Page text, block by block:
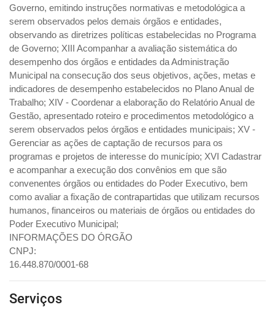
Governo, emitindo instruções normativas e metodológica a
serem observados pelos demais órgãos e entidades,
observando as diretrizes políticas estabelecidas no Programa
de Governo; XIII Acompanhar a avaliação sistemática do
desempenho dos órgãos e entidades da Administração
Municipal na consecução dos seus objetivos, ações, metas e
indicadores de desempenho estabelecidos no Plano Anual de
Trabalho; XIV - Coordenar a elaboração do Relatório Anual de
Gestão, apresentado roteiro e procedimentos metodológico a
serem observados pelos órgãos e entidades municipais; XV -
Gerenciar as ações de captação de recursos para os
programas e projetos de interesse do município; XVI Cadastrar
e acompanhar a execução dos convênios em que são
convenentes órgãos ou entidades do Poder Executivo, bem
como avaliar a fixação de contrapartidas que utilizam recursos
humanos, financeiros ou materiais de órgãos ou entidades do
Poder Executivo Municipal;
INFORMAÇÕES DO ÓRGÃO
CNPJ:
16.448.870/0001-68
Serviços